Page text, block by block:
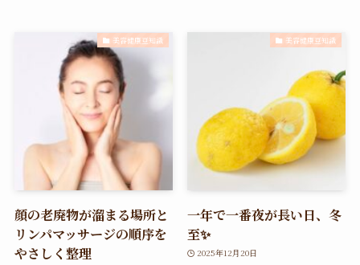
美容健康豆知識
顔の老廃物が溜まる場所と
リンパマッサージの順序を
やさしく整理
美容健康豆知識
一年で一番夜が長い日、冬
至✨
2025年12月20日